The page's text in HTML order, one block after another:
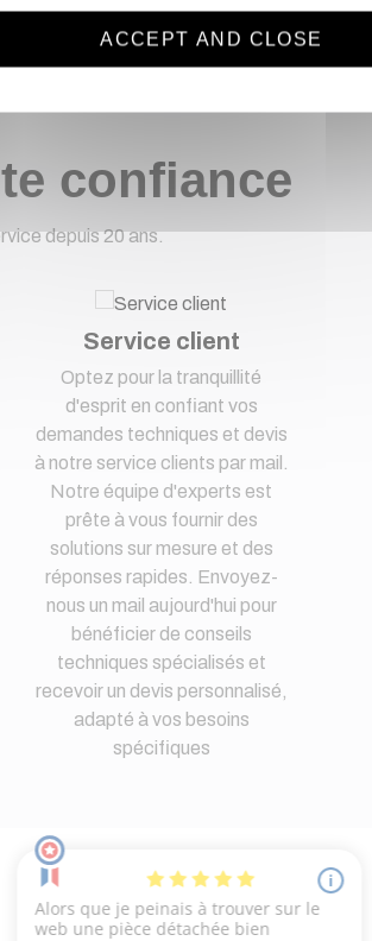
confiance
depuis 20 ans.
Service client
Optez pour la tranquillité
d'esprit en confiant vos
demandes techniques et devis
à notre service clients par mail.
Notre équipe d'experts est
prête à vous fournir des
solutions sur mesure et des
réponses rapides. Envoyez-
nous un mail aujourd'hui pour
bénéficier de conseils
techniques spécialisés et
recevoir un devis personnalisé,
adapté à vos besoins
spécifiques
ACCEPT AND CLOSE